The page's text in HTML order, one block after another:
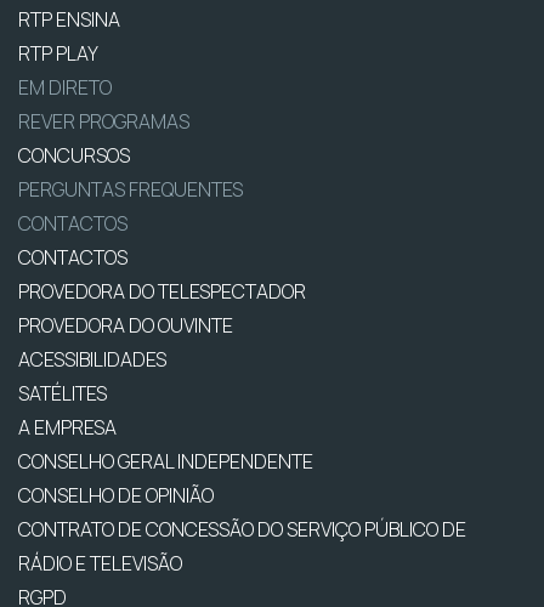
RTP ENSINA
RTP PLAY
EM DIRETO
REVER PROGRAMAS
CONCURSOS
PERGUNTAS FREQUENTES
CONTACTOS
CONTACTOS
PROVEDORA DO TELESPECTADOR
PROVEDORA DO OUVINTE
ACESSIBILIDADES
SATÉLITES
A EMPRESA
CONSELHO GERAL INDEPENDENTE
CONSELHO DE OPINIÃO
CONTRATO DE CONCESSÃO DO SERVIÇO PÚBLICO DE
RÁDIO E TELEVISÃO
RGPD